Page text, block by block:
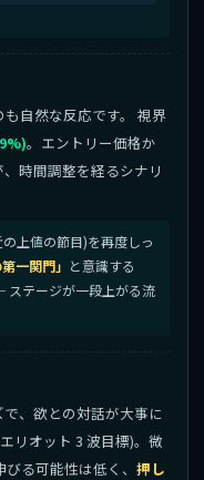
自然な反応です。 視界
。エントリー価格か
時間調整を経るシナリ
上値の節目)を再度しっ
一関門」 と意識する
ステージが一段上がる流
、欲との対話が大事に
リオット 3 波目標)。微
る可能性は低く、 押し